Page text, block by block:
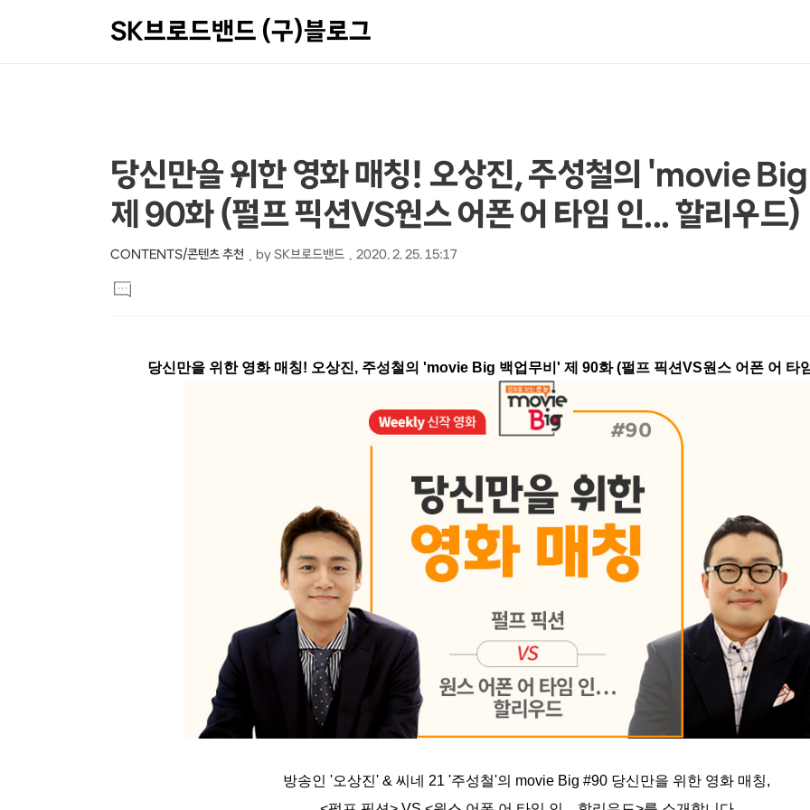
SK브로드밴드 (구)블로그
상
세
컨
텐
츠
본
문
제
당신만을 위한 영화 매칭! 오상진, 주성철의 'movie
제 90화 (펄프 픽션VS원스 어폰 어 타임 인... 할리우드)
CONTENTS/콘텐츠 추천 by SK브로드밴드 2020. 2. 25. 15:17
문
댓
글
당신만을 위한 영화 매칭! 오상진, 주성철의 'movie Big 백업무비' 제 90화 (펄프 픽션VS원스 어폰 어 타
방송인 '오상진' & 씨네 21 '주성철'의 movie Big #90 당신만을 위한 영화 매칭,